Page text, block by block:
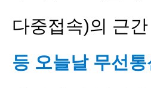
다중접속)의 근간
등 오늘날 무선